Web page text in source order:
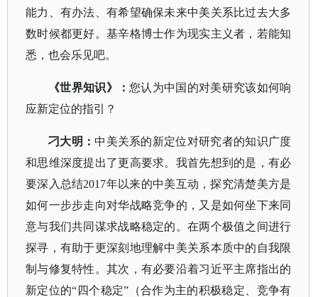
能力、有办法、有希望确保未来中美关系比过去大多
数时候都更好。基辛格博士作为现实主义者，若能知
悉，也会乐见吧。
《世界知识》：您认为中国的对美研究该如何响
应新定位的指引？
刁大明：中美关系的新定位对研究者的知识广度
和思维深度提出了更高要求。我首先想到的是，有必
要深入总结2017年以来的中美互动，探究清楚美方是
如何一步步走向对华战略竞争的，又是如何坐下来同
意与我们共同谋求战略稳定的。在两个极值之间进行
探寻，有助于更深刻地理解中美关系本质中的自我限
制与修复特性。其次，有必要沿着习近平主席指出的
新定位的“四个稳定”（合作为主的积极稳定、竞争有